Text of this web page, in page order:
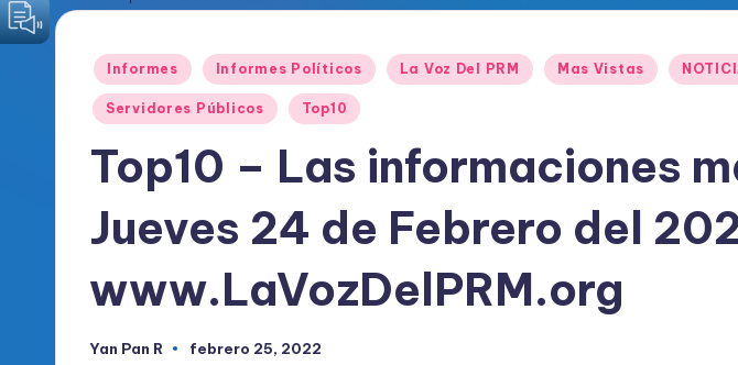
O
Publicado
en
Informes Informes Políticos La Voz Del PRM Mas Vistas
Servidores Públicos Top10
Top10 – Las informaciones
Jueves 24 de Febrero del
www.LaVozDelPRM.org
Publicado
Yan Pan R febrero 25, 2022